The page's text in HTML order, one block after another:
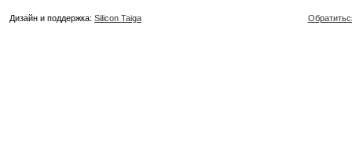
Дизайн и поддержка: Silicon Taiga